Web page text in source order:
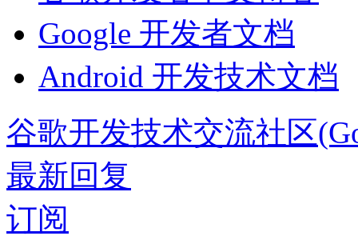
Google 开发者文档
Android 开发技术文档
谷歌开发技术交流社区
最新回复
订阅